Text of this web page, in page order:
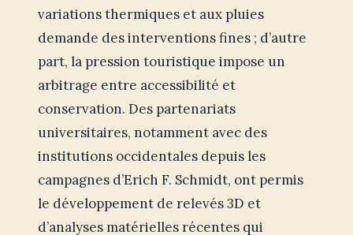
variations thermiques et aux pluies
demande des interventions fines ; d’autre
part, la pression touristique impose un
arbitrage entre accessibilité et
conservation. Des partenariats
universitaires, notamment avec des
institutions occidentales depuis les
campagnes d’Erich F. Schmidt, ont permis
le développement de relevés 3D et
d’analyses matérielles récentes qui